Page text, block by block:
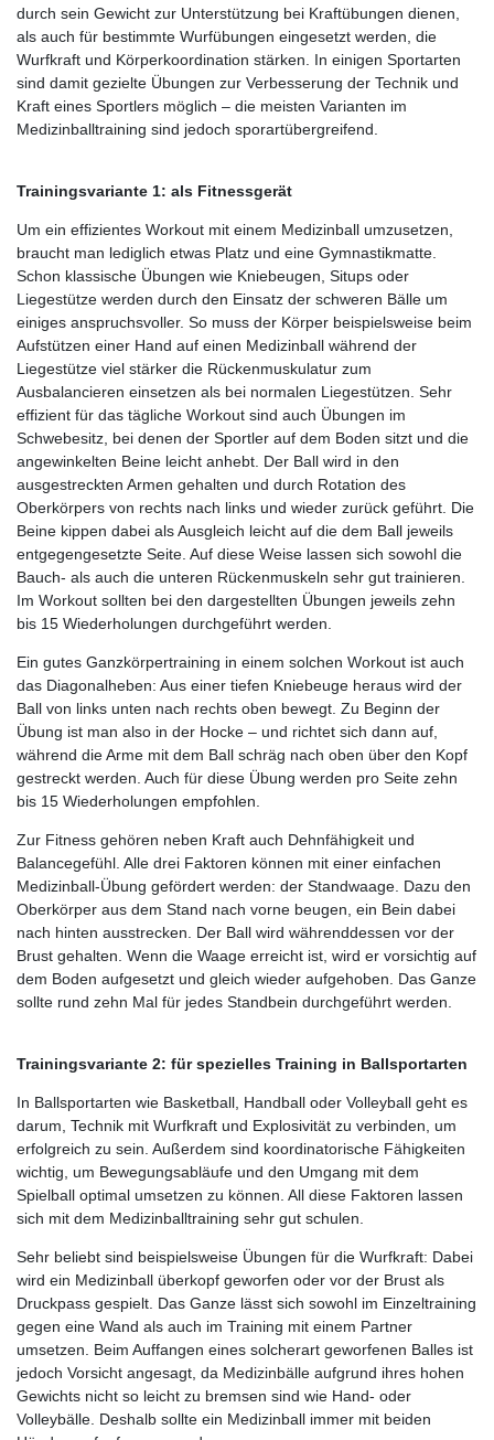
durch sein Gewicht zur Unterstützung bei Kraftübungen dienen,
als auch für bestimmte Wurfübungen eingesetzt werden, die
Wurfkraft und Körperkoordination stärken. In einigen Sportarten
sind damit gezielte Übungen zur Verbesserung der Technik und
Kraft eines Sportlers möglich – die meisten Varianten im
Medizinballtraining sind jedoch sporartübergreifend.
Trainingsvariante 1: als Fitnessgerät
Um ein effizientes Workout mit einem Medizinball umzusetzen,
braucht man lediglich etwas Platz und eine Gymnastikmatte.
Schon klassische Übungen wie Kniebeugen, Situps oder
Liegestütze werden durch den Einsatz der schweren Bälle um
einiges anspruchsvoller. So muss der Körper beispielsweise beim
Aufstützen einer Hand auf einen Medizinball während der
Liegestütze viel stärker die Rückenmuskulatur zum
Ausbalancieren einsetzen als bei normalen Liegestützen. Sehr
effizient für das tägliche Workout sind auch Übungen im
Schwebesitz, bei denen der Sportler auf dem Boden sitzt und die
angewinkelten Beine leicht anhebt. Der Ball wird in den
ausgestreckten Armen gehalten und durch Rotation des
Oberkörpers von rechts nach links und wieder zurück geführt. Die
Beine kippen dabei als Ausgleich leicht auf die dem Ball jeweils
entgegengesetzte Seite. Auf diese Weise lassen sich sowohl die
Bauch- als auch die unteren Rückenmuskeln sehr gut trainieren.
Im Workout sollten bei den dargestellten Übungen jeweils zehn
bis 15 Wiederholungen durchgeführt werden.
Ein gutes Ganzkörpertraining in einem solchen Workout ist auch
das Diagonalheben: Aus einer tiefen Kniebeuge heraus wird der
Ball von links unten nach rechts oben bewegt. Zu Beginn der
Übung ist man also in der Hocke – und richtet sich dann auf,
während die Arme mit dem Ball schräg nach oben über den Kopf
gestreckt werden. Auch für diese Übung werden pro Seite zehn
bis 15 Wiederholungen empfohlen.
Zur Fitness gehören neben Kraft auch Dehnfähigkeit und
Balancegefühl. Alle drei Faktoren können mit einer einfachen
Medizinball-Übung gefördert werden: der Standwaage. Dazu den
Oberkörper aus dem Stand nach vorne beugen, ein Bein dabei
nach hinten ausstrecken. Der Ball wird währenddessen vor der
Brust gehalten. Wenn die Waage erreicht ist, wird er vorsichtig auf
dem Boden aufgesetzt und gleich wieder aufgehoben. Das Ganze
sollte rund zehn Mal für jedes Standbein durchgeführt werden.
Trainingsvariante 2: für spezielles Training in Ballsportarten
In Ballsportarten wie Basketball, Handball oder Volleyball geht es
darum, Technik mit Wurfkraft und Explosivität zu verbinden, um
erfolgreich zu sein. Außerdem sind koordinatorische Fähigkeiten
wichtig, um Bewegungsabläufe und den Umgang mit dem
Spielball optimal umsetzen zu können. All diese Faktoren lassen
sich mit dem Medizinballtraining sehr gut schulen.
Sehr beliebt sind beispielsweise Übungen für die Wurfkraft: Dabei
wird ein Medizinball überkopf geworfen oder vor der Brust als
Druckpass gespielt. Das Ganze lässt sich sowohl im Einzeltraining
gegen eine Wand als auch im Training mit einem Partner
umsetzen. Beim Auffangen eines solcherart geworfenen Balles ist
jedoch Vorsicht angesagt, da Medizinbälle aufgrund ihres hohen
Gewichts nicht so leicht zu bremsen sind wie Hand- oder
Volleybälle. Deshalb sollte ein Medizinball immer mit beiden